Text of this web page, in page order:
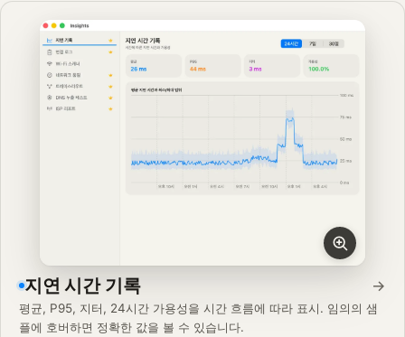
지연 시간 기록 →
평균, P95, 지터, 24시간 가용성을 시간 흐름에 따라 표시. 임의의 샘
플에 호버하면 정확한 값을 볼 수 있습니다.